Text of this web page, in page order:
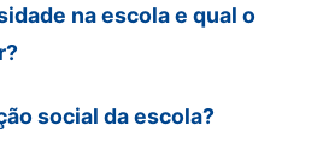
na escola e qual o
social da escola?